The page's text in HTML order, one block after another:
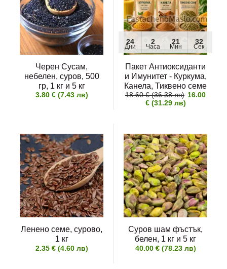
Черен Сусам,
небелен, суров, 500
гр, 1 кг и 5 кг
3.80 € (7.43 лв)
24
Дни
2
Часа
21
Мин
31
Сек
Пакет Антиоксиданти
и Имунитет - Куркума,
Канела, Тиквено семе
18.60 € (36.38 лв) 16.00
€ (31.29 лв)
Ленено семе, сурово,
1 кг
2.35 € (4.60 лв)
Суров шам фъстък,
белен, 1 кг и 5 кг
40.00 € (78.23 лв)